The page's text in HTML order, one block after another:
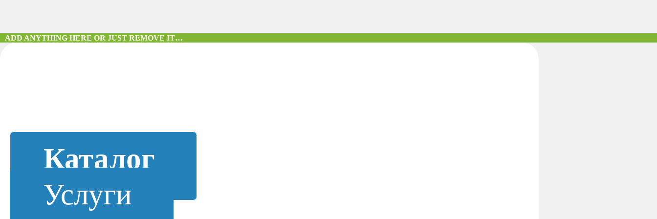
ADD ANYTHING HERE OR JUST REMOVE IT…
Каталог
Услуги